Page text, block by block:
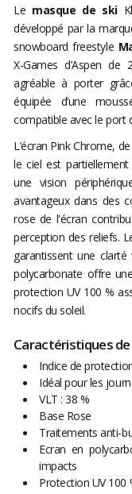
Le masque de ski
développé par la
snowboard freestyle
X-Games d’Aspen
agréable à porter
équipée d’une
compatible avec le port
L’écran Pink Chrome, de
le ciel est
une vision
avantageux dans des
rose de l'écran
perception des reliefs.
garantissent une
polycarbonate offre
protection UV 100 %
nocifs du soleil.
Caractéristiques
Indice de
Idéal pour les
VLT : 38 %
Base Rose
Traitements anti-
Ecran en
impacts
Protection UV 100